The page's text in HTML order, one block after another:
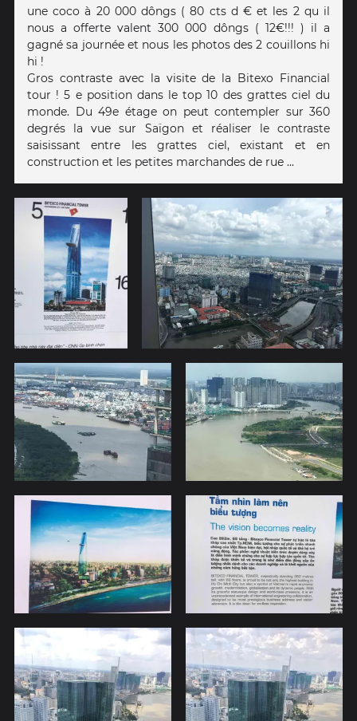
une coco à 20 000 dôngs ( 80 cts d € et les 2 qu il
nous a offerte valent 300 000 dôngs ( 12€!!! ) il a
gagné sa journée et nous les photos des 2 couillons hi
hi !
Gros contraste avec la visite de la Bitexo Financial
tour ! 5 e position dans le top 10 des grattes ciel du
monde. Du 49e étage on peut contempler sur 360
degrés la vue sur Saïgon et réaliser le contraste
saisissant entre les grattes ciel, existant et en
construction et les petites marchandes de rue ...